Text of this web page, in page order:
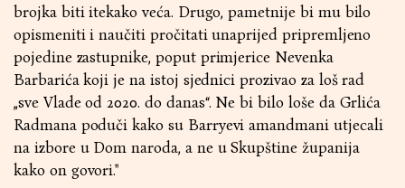
brojka biti itekako veća. Drugo, pametnije bi mu bilo
opismeniti i naučiti pročitati unaprijed pripremljeno
pojedine zastupnike, poput primjerice Nevenka
Barbarića koji je na istoj sjednici prozivao za loš rad
„sve Vlade od 2020. do danas“. Ne bi bilo loše da Grlića
Radmana poduči kako su Barryevi amandmani utjecali
na izbore u Dom naroda, a ne u Skupštine županija
kako on govori.''